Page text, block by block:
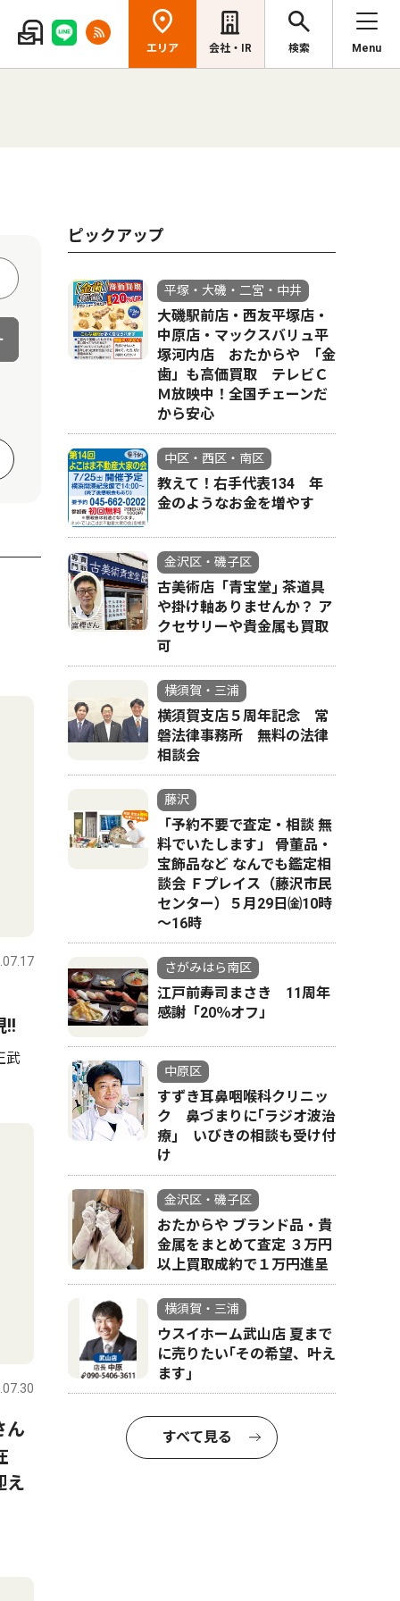
エリア 会社・IR 検索 Menu
!!
武
ん
え
ピックアップ
平塚・大磯・二宮・中井
大磯駅前店・西友平塚店・
中原店・マックスバリュ平
塚河内店 おたからや ｢金
歯」も高価買取 テレビＣ
Ｍ放映中！全国チェーンだ
から安心
中区・西区・南区
教えて！右手代表134 年
金のようなお金を増やす
金沢区・磯子区
古美術店「青宝堂｣ 茶道具
や掛け軸ありませんか？ ア
クセサリーや貴金属も買取
可
横須賀・三浦
横須賀支店５周年記念 常
磐法律事務所 無料の法律
相談会
藤沢
「予約不要で査定・相談 無
料でいたします」 骨董品・
宝飾品など なんでも鑑定相
談会 Ｆプレイス（藤沢市民
センター）５月29日㈮10時
～16時
さがみはら南区
江戸前寿司まさき 11周年
感謝「20％オフ」
中原区
すずき耳鼻咽喉科クリニッ
ク 鼻づまりに｢ラジオ波治
療｣ いびきの相談も受け付
け
金沢区・磯子区
おたからや ブランド品・貴
金属をまとめて査定 ３万円
以上買取成約で１万円進呈
横須賀・三浦
ウスイホーム武山店 夏まで
に売りたい｢その希望、叶え
ます｣
すべて見る